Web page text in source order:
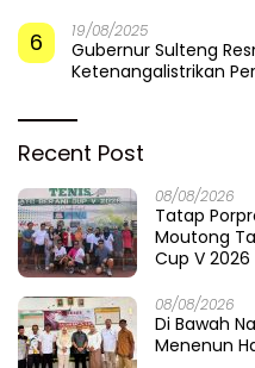
6 19/08/2025
Gubernur Sulteng
Ketenangalistrikan
Recent Post
08/08/2026
Tatap
Moutong
Cup V 2026
08/08/2026
Di Bawah
Menenun